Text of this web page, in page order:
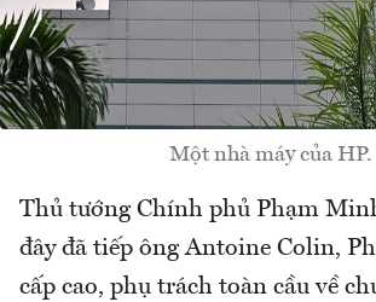
Một nhà máy của HP.
Thủ tướng Chính phủ Phạm
đây đã tiếp ông Antoine Colin,
cấp cao, phụ trách toàn cầu về